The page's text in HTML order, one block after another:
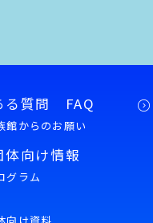
る質問 FAQ
館からのお願い
体向け情報
グラム